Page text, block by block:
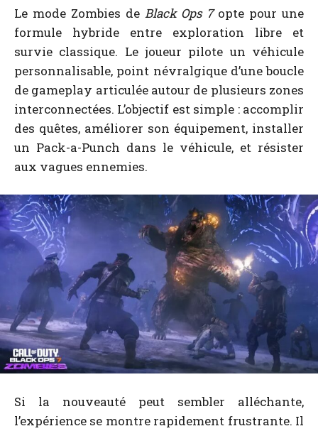
Le mode Zombies de Black Ops 7opte pour une
formule hybride entre exploration libre et
survie classique. Le joueur pilote un véhicule
personnalisable, point névralgique d’une boucle
de gameplay articulée autour de plusieurs zones
interconnectées. L’objectif est simple : accomplir
des quêtes, améliorer son équipement, installer
un Pack-a-Punch dans le véhicule, et résister
aux vagues ennemies.
Si la nouveauté peut sembler alléchante,
l’expérience se montre rapidement frustrante. Il